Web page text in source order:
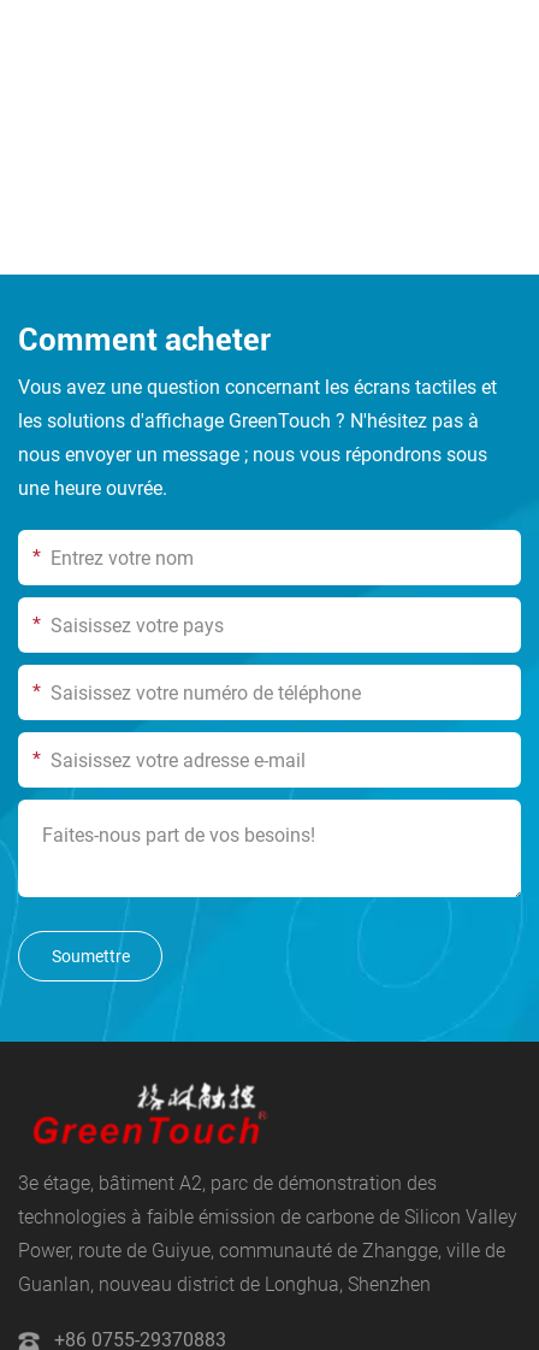
Comment acheter
Vous avez une question concernant les écrans tactiles et
les solutions d'affichage GreenTouch ? N'hésitez pas à
nous envoyer un message ; nous vous répondrons sous
une heure ouvrée.
*
*
*
*
Soumettre
3e étage, bâtiment A2, parc de démonstration des
technologies à faible émission de carbone de Silicon Valley
Power, route de Guiyue, communauté de Zhangge, ville de
Guanlan, nouveau district de Longhua, Shenzhen
+86 0755-29370883